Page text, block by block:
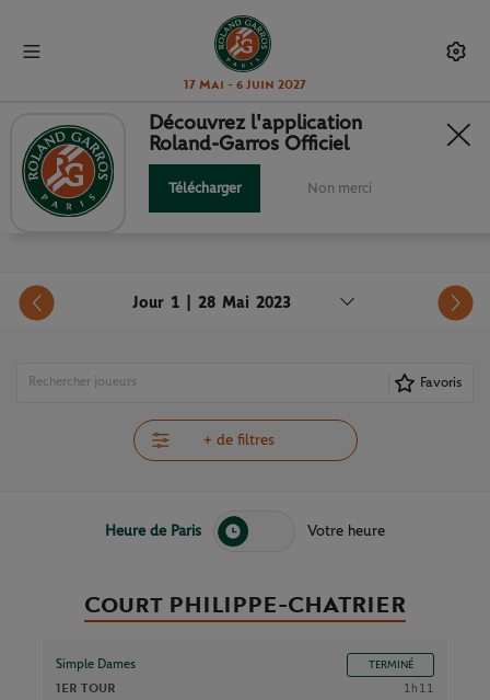
17 Mai - 6 Juin 2027
PROGRAMME
Jour 1 | 28 Mai 2023
Favoris
+ de filtres
Heure de Paris Votre heure
Court PHILIPPE-CHATRIER
Simple Dames TERMINÉ
1ER TOUR 1h11
Découvrez l'application
Roland-Garros Officiel
Télécharger Non merci